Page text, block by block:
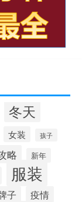
冬天
女装 孩子
略 新年
服装
子 疫情